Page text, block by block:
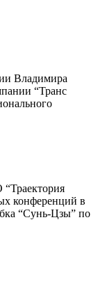
Владимира
“Транс
конференций в
“Сунь-Цзы” по